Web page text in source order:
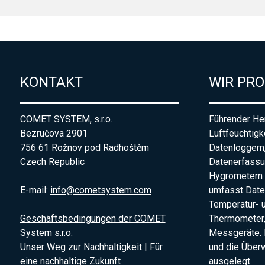
KONTAKT
COMET SYSTEM, s.r.o.
Bezručova 2901
756 61 Rožnov pod Radhoštěm
Czech Republic
E-mail: info@cometsystem.com
Geschäftsbedingungen der COMET
System s.r.o.
Unser Weg zur Nachhaltigkeit | Für
eine nachhaltige Zukunft
WIR
Führender
umfasst
Temperatur-
Messgeräte.
und die
ausgelegt.